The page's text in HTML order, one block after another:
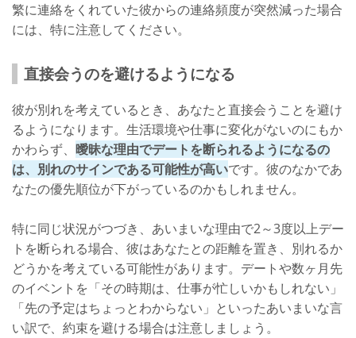
繁に連絡をくれていた彼からの連絡頻度が突然減った場合
には、特に注意してください。
直接会うのを避けるようになる
彼が別れを考えているとき、あなたと直接会うことを避け
るようになります。生活環境や仕事に変化がないのにもか
かわらず、 曖昧な理由でデートを断られるようになるの
は、別れのサインである可能性が高いです。彼のなかであ
なたの優先順位が下がっているのかもしれません。
特に同じ状況がつづき、あいまいな理由で2～3度以上デー
トを断られる場合、彼はあなたとの距離を置き、別れるか
どうかを考えている可能性があります。デートや数ヶ月先
のイベントを「その時期は、仕事が忙しいかもしれない」
「先の予定はちょっとわからない」といったあいまいな言
い訳で、約束を避ける場合は注意しましょう。